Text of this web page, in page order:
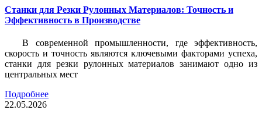
Станки для Резки Рулонных Материалов: Точность и
Эффективность в Производстве
В современной промышленности, где эффективность,
скорость и точность являются ключевыми факторами успеха,
станки для резки рулонных материалов занимают одно из
центральных мест
Подробнее
22.05.2026